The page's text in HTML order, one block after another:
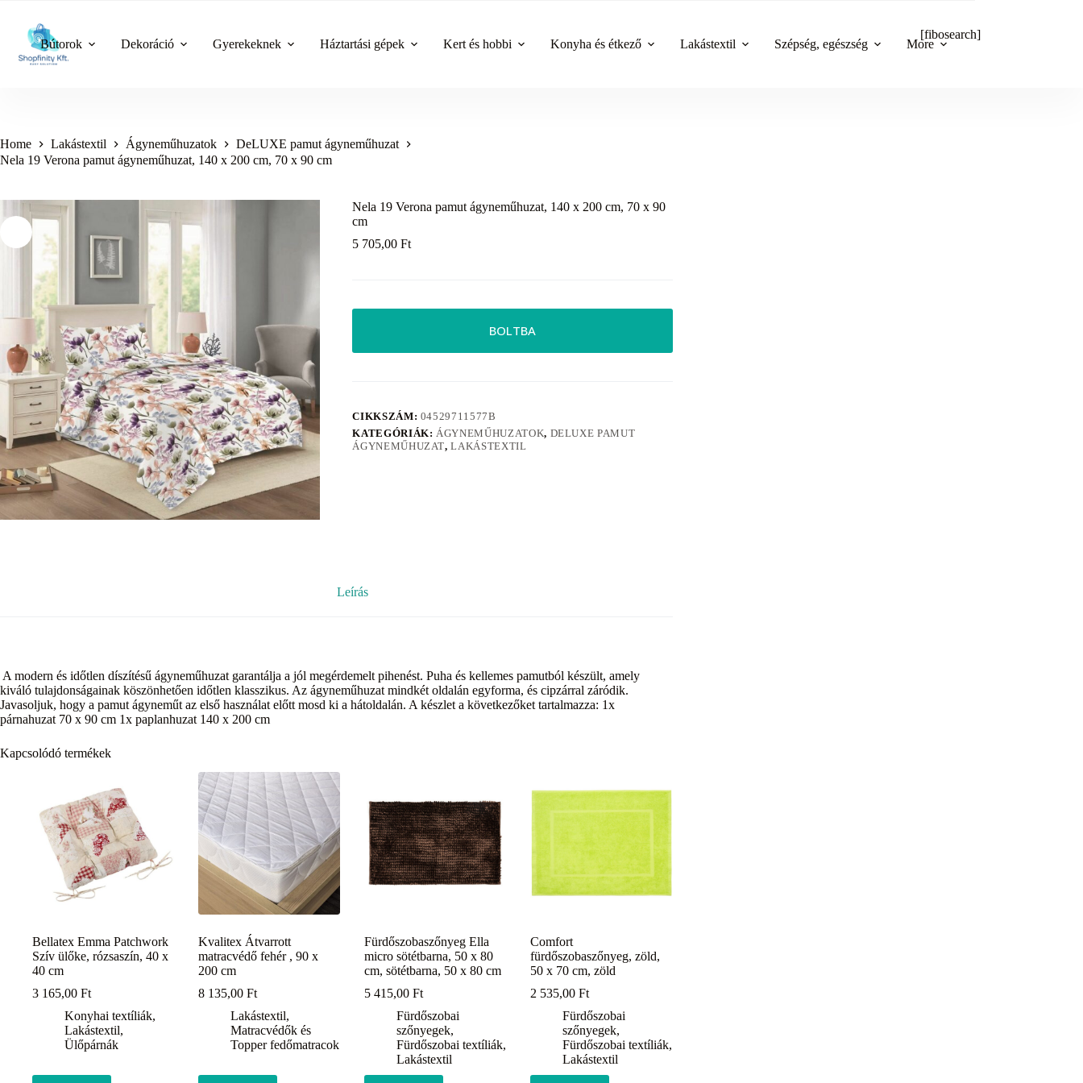
content
Bútorok Dekoráció Gyerekeknek Háztartási gépek Kert és hobbi Konyha és étkező Lakástextil Szépség, egészség More
[fibosearch]
Home Lakástextil Ágyneműhuzatok
DeLUXE pamut ágyneműhuzat
Nela 19 Verona pamut ágyneműhuzat, 140 x 200 cm, 70 x 90 cm
Nela 19 Verona pamut ágyneműhuzat, 140 x 200 cm, 70 x 90
cm
5 705,00Ft
BOLTBA
CIKKSZÁM: 04529711577B
KATEGÓRIÁK: ÁGYNEMŰHUZATOK, DELUXE PAMUT
ÁGYNEMŰHUZAT,LAKÁSTEXTIL
Leírás
A modern és időtlen díszítésű ágyneműhuzat garantálja a jól megérdemelt pihenést. Puha és kellemes pamutból készült, amely
kiváló tulajdonságainak köszönhetően időtlen klasszikus. Az ágyneműhuzat mindkét oldalán egyforma, és cipzárral záródik.
Javasoljuk, hogy a pamut ágyneműt az első használat előtt mosd ki a hátoldalán. A készlet a következőket tartalmazza: 1x
párnahuzat 70 x 90 cm 1x paplanhuzat 140 x 200 cm
Kapcsolódó termékek
Bellatex Emma Patchwork
Szív ülőke, rózsaszín, 40 x
40 cm
3 165,00 Ft
Konyhai textíliák,
Lakástextil,
Ülőpárnák
Kvalitex Átvarrott
matracvédő fehér , 90 x
200 cm
8 135,00Ft
Lakástextil,
Matracvédők és
Topper fedőmatracok
Fürdőszobaszőnyeg Ella
micro sötétbarna, 50 x 80
cm, sötétbarna, 50 x 80 cm
5 415,00Ft
Fürdőszobai
szőnyegek,
Fürdőszobai textíliák,
Lakástextil
Comfort
fürdőszobaszőnyeg, zöld,
50 x 70 cm, zöld
2 535,00Ft
Fürdőszobai
szőnyegek,
Fürdőszobai textíliák,
Lakástextil